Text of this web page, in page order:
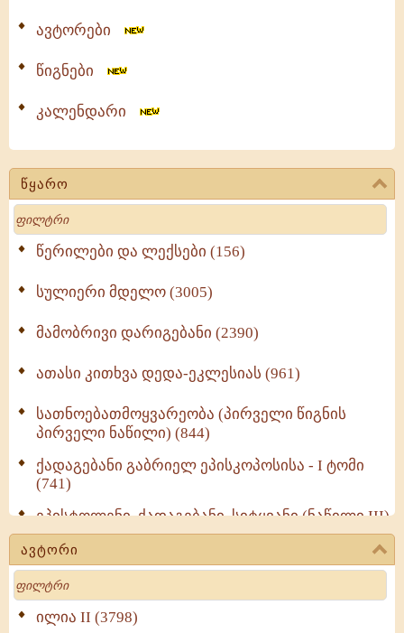
ავტორები
წიგნები
კალენდარი
წყარო
Search
წერილები და ლექსები (156)
სულიერი მდელო (3005)
მამობრივი დარიგებანი (2390)
ათასი კითხვა დედა-ეკლესიას (961)
სათნოებათმოყვარეობა (პირველი წიგნის
პირველი ნაწილი) (844)
ქადაგებანი გაბრიელ ეპისკოპოსისა - I ტომი
(741)
ეპისტოლენი, ქადაგებანი, სიტყვანი (ნაწილი III)
(723)
მოძღვრის ძალზე სასარგებლო რჩევები
მრევლისათვის (545)
Wisdomge (514)
ავტორი
Search
ილია II (3798)